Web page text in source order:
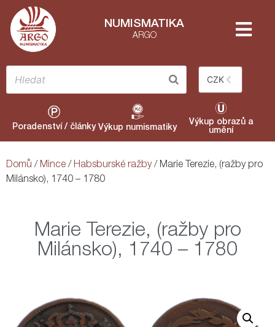
NUMISMATIKA
ARGO
CZK
Poradenství / články Výkup numismatiky
Výkup obrazů a
umění
Domů / Mince / Habsburské ražby/ Marie Terezie, (ražby pro
Milánsko), 1740 – 1780
Marie Terezie, (ražby pro
Milánsko), 1740 – 1780